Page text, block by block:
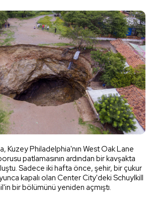
Kuzey Philadelphia'nın West Oak Lane
patlamasının ardından bir kavşakta
Sadece iki hafta önce, şehir, bir çukur
kapalı olan Center City'deki Schuylkill
bir bölümünü yeniden açmıştı.